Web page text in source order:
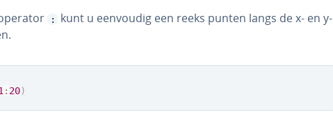
:
kunt u eenvoudig een reeks punten langs de x- en y-
: 20)